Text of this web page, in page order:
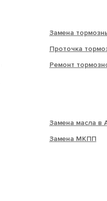
Замена
Проточка
Ремонт
Замена масла в
Замена МКПП